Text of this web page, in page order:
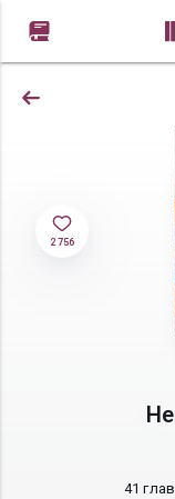
2 756
41